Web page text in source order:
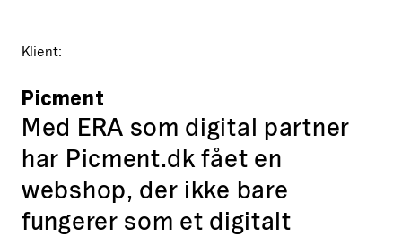
Klient:
Picment
Med ERA som digital partner
har Picment.dk fået en
webshop, der ikke bare
fungerer som et digitalt